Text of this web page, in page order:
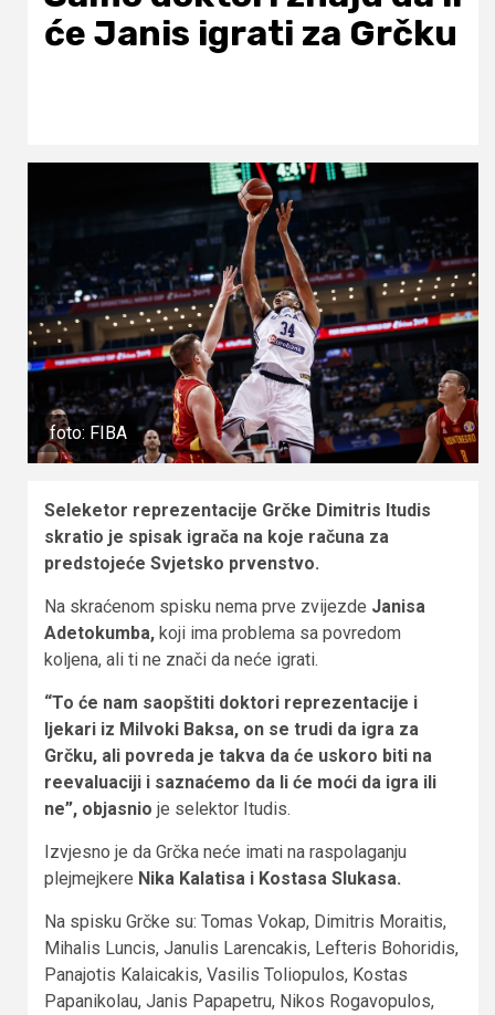
će Janis igrati za Grčku
foto: FIBA
Seleketor reprezentacije Grčke Dimitris Itudis
skratio je spisak igrača na koje računa za
predstojeće Svjetsko prvenstvo.
Na skraćenom spisku nema prve zvijezde Janisa
Adetokumba, koji ima problema sa povredom
koljena, ali ti ne znači da neće igrati.
“To će nam saopštiti doktori reprezentacije i
ljekari iz Milvoki Baksa, on se trudi da igra za
Grčku, ali povreda je takva da će uskoro biti na
reevaluaciji i saznaćemo da li će moći da igra ili
ne”, objasnio je selektor Itudis.
Izvjesno je da Grčka neće imati na raspolaganju
plejmejkere Nika Kalatisa i Kostasa Slukasa.
Na spisku Grčke su: Tomas Vokap, Dimitris Moraitis,
Mihalis Luncis, Janulis Larencakis, Lefteris Bohoridis,
Panajotis Kalaicakis, Vasilis Toliopulos, Kostas
Papanikolau, Janis Papapetru, Nikos Rogavopulos,